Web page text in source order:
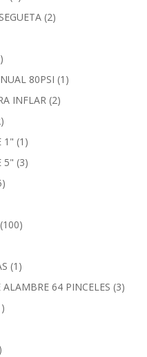
(2)
80PSI (1)
INFLAR (2)
1" (1)
5" (3)
(100)
(1)
ALAMBRE 64 PINCELES (3)